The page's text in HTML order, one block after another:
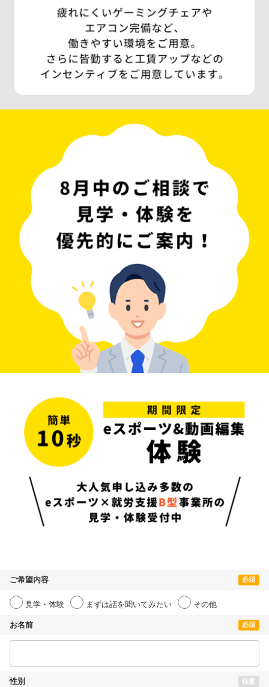
ご希望内容 必須
見学・体験 まずは話を聞いてみたい その他
お名前 必須
性別 任意